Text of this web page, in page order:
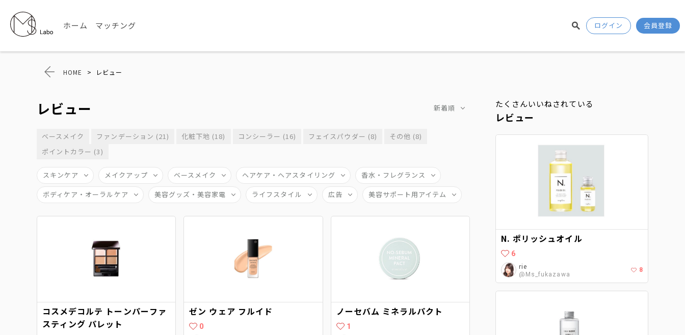
ログイン 会員登録
ホーム マッチング
HOME > レビュー
レビュー 新着順
ベースメイク ファンデーション (21) 化粧下地 (18) コンシーラー (16) フェイスパウダー (8)
その他 (8)
ポイントカラー (3)
スキンケア メイクアップ ベースメイク ヘアケア・ヘアスタイリング
香水・フレグランス
ボディケア・オーラルケア
美容グッズ・美容家電 ライフスタイル 広告 美容サポート用アイテム
コスメデコルテ トーンパーファ
スティング パレット
ゼン ウェア フルイド
0
ノーセバム ミネラルパクト
1
たくさんいいねされている
レビュー
N. ポリッシュオイル
6
rie
@Ms_fukazawa
8